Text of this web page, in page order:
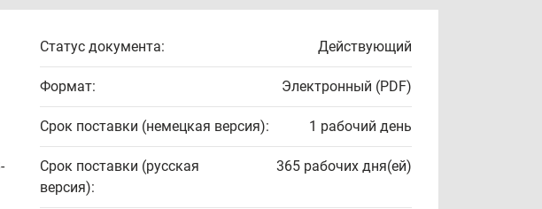
Статус документа: Действующий
Формат: Электронный (PDF)
Срок поставки (немецкая версия): 1 рабочий день
Срок поставки (русская
версия):
365 рабочих дня(ей)